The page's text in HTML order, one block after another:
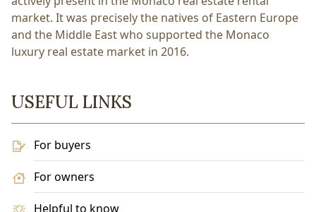
market. It was precisely the natives of Eastern Europe
and the Middle East who supported the Monaco
luxury real estate market in 2016.
USEFUL LINKS
For buyers
For owners
Helpful to know